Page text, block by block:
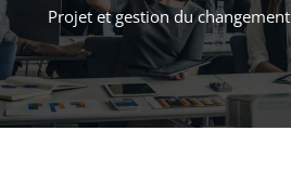
PEDAGOGIE
ACCOFOR
Projet et gestion du changement